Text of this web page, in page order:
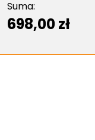
Suma:
698,00zł